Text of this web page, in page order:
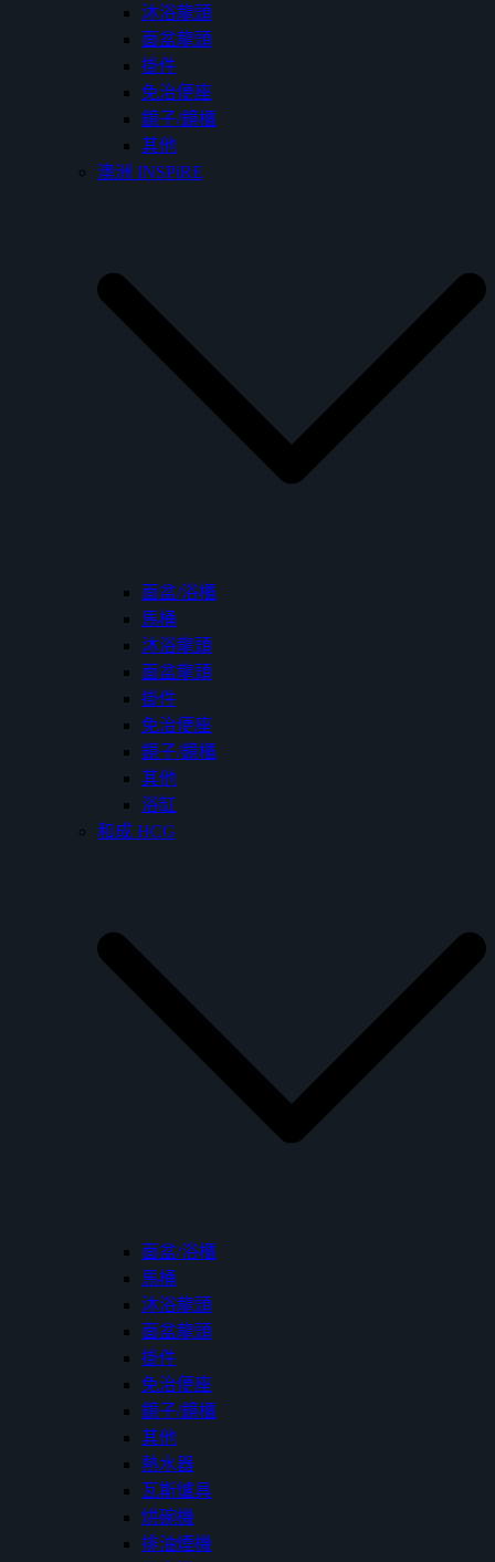
沐浴龍頭
面盆龍頭
掛件
免治便座
鏡子/鏡櫃
其他
澳洲 INSPiRE
面盆/浴櫃
馬桶
沐浴龍頭
面盆龍頭
掛件
免治便座
鏡子/鏡櫃
其他
浴缸
和成 HCG
面盆/浴櫃
馬桶
沐浴龍頭
面盆龍頭
掛件
免治便座
鏡子/鏡櫃
其他
熱水器
瓦斯爐具
烘碗機
排油煙機